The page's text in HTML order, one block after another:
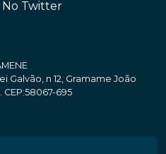
No Twitter
Galvão, n 12, Gramame João
CEP:58067-695